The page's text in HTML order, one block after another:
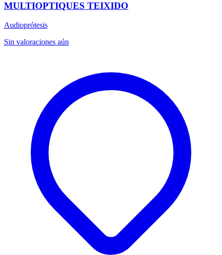
MULTIOPTIQUES TEIXIDO
Audioprótesis
Sin valoraciones aún